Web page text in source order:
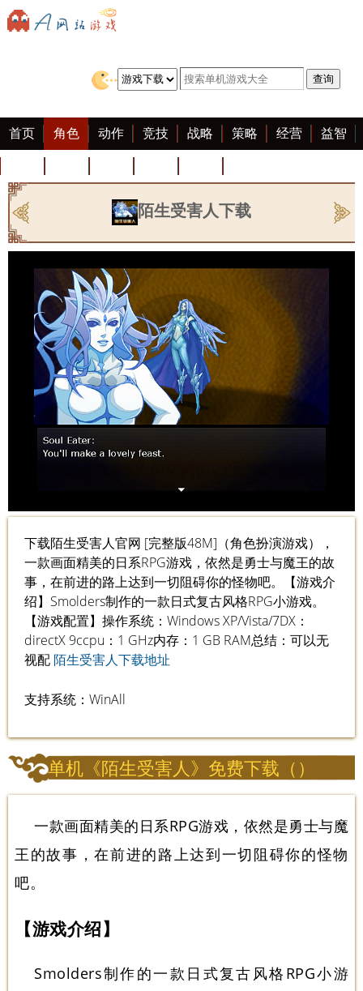
首页 角色 动作 竞技 战略 策略 经营 益智
陌生受害人下载
下载陌生受害人官网 [完整版48M]（角色扮演游戏），
一款画面精美的日系RPG游戏，依然是勇士与魔王的故
事，在前进的路上达到一切阻碍你的怪物吧。【游戏介
绍】Smolders制作的一款日式复古风格RPG小游戏。
【游戏配置】操作系统：Windows XP/Vista/7DX：
directX 9ccpu：1 GHz内存：1 GB RAM总结：可以无
视配 陌生受害人下载地址
支持系统：WinAll
单机《陌生受害人》免费下载（）
一款画面精美的日系RPG游戏，依然是勇士与魔
王的故事，在前进的路上达到一切阻碍你的怪物
吧。
【游戏介绍】
Smolders制作的一款日式复古风格RPG小游